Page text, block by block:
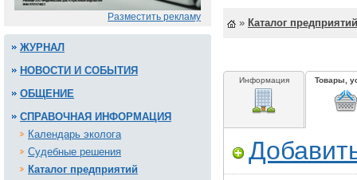
Разместить рекламу
ЖУРНАЛ
НОВОСТИ И СОБЫТИЯ
ОБЩЕНИЕ
СПРАВОЧНАЯ ИНФОРМАЦИЯ
Календарь эколога
Судебные решения
Каталог предприятий
» Каталог предприятий
Информация Товары,